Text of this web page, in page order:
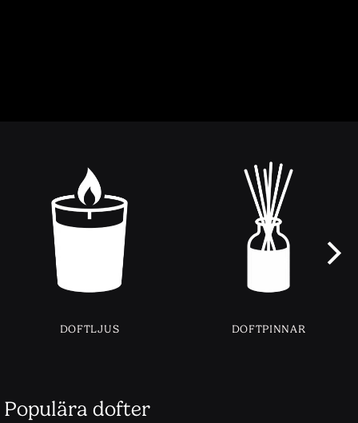
DOFTLJUS DOFTPINNAR
Populära dofter